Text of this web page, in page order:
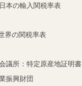
本の輸入関税率表
界の関税率表
議所：特定原産地証明書
振興財団